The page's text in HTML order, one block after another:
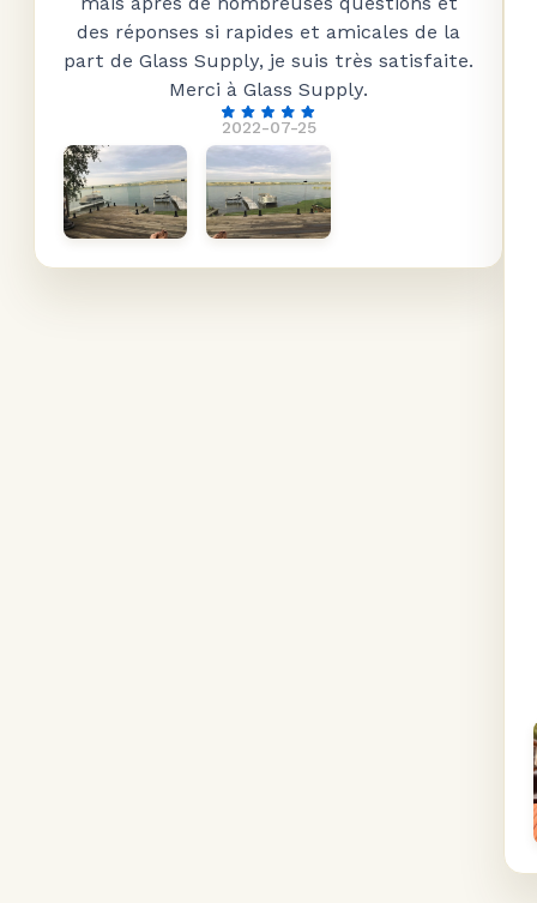
2022-07-25
des réponses si rapides et amicales de la
part de Glass Supply, je suis très satisfaite.
Merci à Glass Supply.